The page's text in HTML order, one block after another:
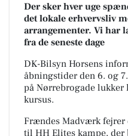
Der sker hver uge
det lokale erhvervsliv
arrangementer. Vi har
fra de seneste dage
DK-Bilsyn Horsens
åbningstider den 6. og
på Nørrebrogade lukker
kursus.
Frændes Madværk fejrer
til HH Elites kampe, der